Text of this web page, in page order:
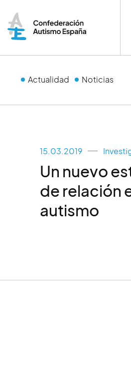
Actualidad Noticias
15.03.2019
Un nuevo
de relación
autismo